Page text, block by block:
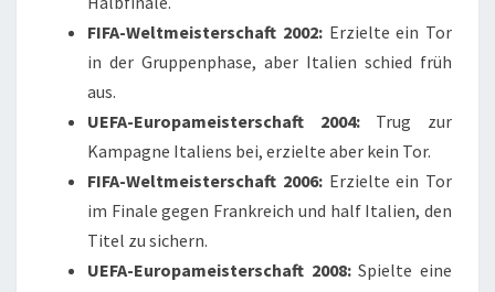
FIFA-Weltmeisterschaft 2002:Erzielte ein Tor
in der Gruppenphase, aber Italien schied früh
aus.
UEFA-Europameisterschaft 2004:Trug zur
Kampagne Italiens bei, erzielte aber kein Tor.
FIFA-Weltmeisterschaft 2006:Erzielte ein Tor
im Finale gegen Frankreich und half Italien, den
Titel zu sichern.
UEFA-Europameisterschaft 2008:Spielte eine